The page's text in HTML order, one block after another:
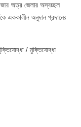
অত্র জেলার অস্বচ্ছল
এককালীন অনুদান প্রদানের
/ মুক্তিযোদ্ধা